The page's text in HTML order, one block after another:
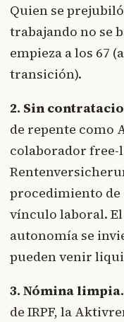
Quien se
trabajando no se
empieza a los 67
transición).
2. Sin
de repente como
colaborador free-
procedimiento de
vínculo laboral.
autonomía se
pueden venir
3. Nómina limpia.
de IRPF, la